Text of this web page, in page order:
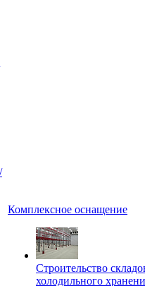
Комплексное оснащение
Строительство
холодильного